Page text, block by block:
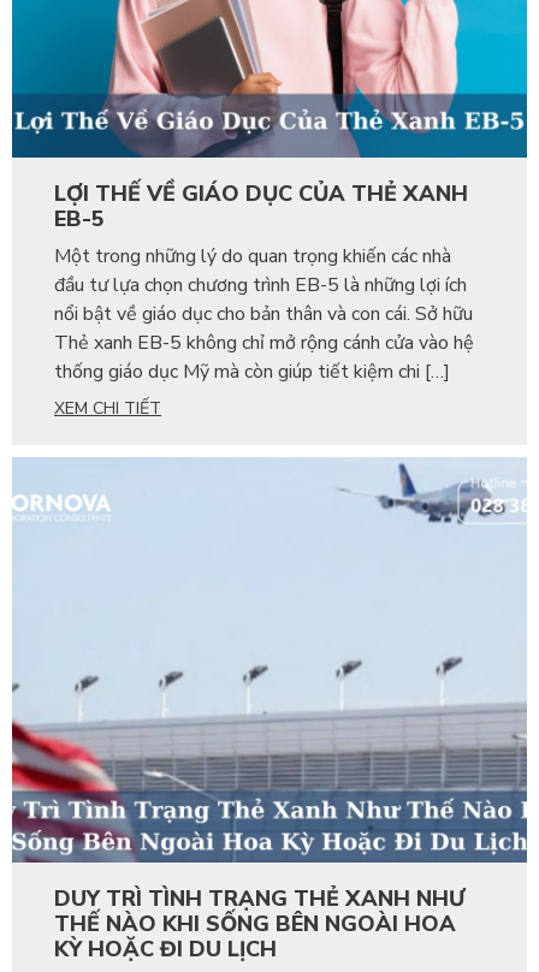
LỢI THẾ VỀ GIÁO DỤC CỦA THẺ XANH
EB-5
Một trong những lý do quan trọng khiến các nhà
đầu tư lựa chọn chương trình EB-5 là những lợi ích
nổi bật về giáo dục cho bản thân và con cái. Sở hữu
Thẻ xanh EB-5 không chỉ mở rộng cánh cửa vào hệ
thống giáo dục Mỹ mà còn giúp tiết kiệm chi […]
XEM CHI TIẾT
DUY TRÌ TÌNH TRẠNG THẺ XANH NHƯ
THẾ NÀO KHI SỐNG BÊN NGOÀI HOA
KỲ HOẶC ĐI DU LỊCH